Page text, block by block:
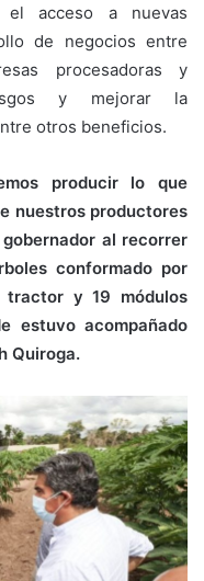
el acceso a nuevas
de negocios entre
procesadoras y
y mejorar la
otros beneficios.
producir lo que
nuestros productores
al recorrer
conformado por
y 19 módulos
estuvo acompañado
Quiroga.